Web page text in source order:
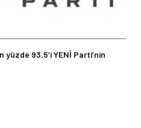
yüzde 93,5’i YENİ Parti’nin